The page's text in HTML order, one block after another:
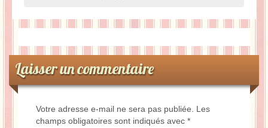
Laisser un commentaire
Votre adresse e-mail ne sera pas publiée.
Les
champs obligatoires sont indiqués avec *